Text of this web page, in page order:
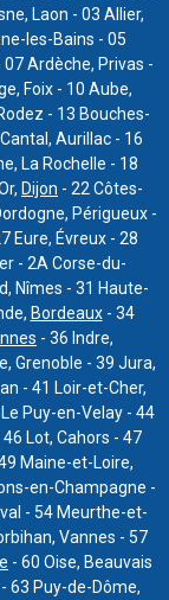
Laon - 03 Allier,
les-Bains - 05
Ardèche, Privas -
Foix - 10 Aube,
- 13 Bouches-
Aurillac - 16
La Rochelle - 18
Dijon - 22 Côtes-
Périgueux -
Eure, Évreux - 28
- 2A Corse-du-
Nîmes - 31 Haute-
Bordeaux- 34
- 36 Indre,
Grenoble - 39 Jura,
- 41 Loir-et-Cher,
Puy-en-Velay - 44
46 Lot, Cahors - 47
Maine-et-Loire,
en-Champagne -
- 54 Meurthe-et-
Vannes - 57
- 60 Oise, Beauvais
63 Puy-de-Dôme,